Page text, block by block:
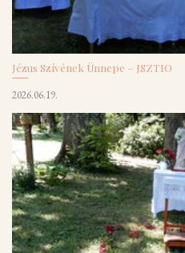
Jézus Szívének Ünnepe – JSZTIO
2026.06.19.